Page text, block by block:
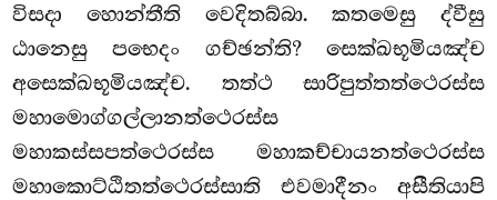
විසදා හොන්තීති වෙදිතබ්බා. කතමෙසු ද්වීසු
ඨානෙසු පභෙදං ගච්ඡන්ති? සෙක්ඛභූමියඤ්ච
අසෙක්ඛභූමියඤ්ච. තත්ථ සාරිපුත්තත්ථෙරස්ස
මහාමොග්ගල්ලානත්ථෙරස්ස
මහාකස්සපත්ථෙරස්ස මහාකච්චායනත්ථෙරස්ස
මහාකොට්ඨිතත්ථෙරස්සාති එවමාදීනං අසීතියාපි